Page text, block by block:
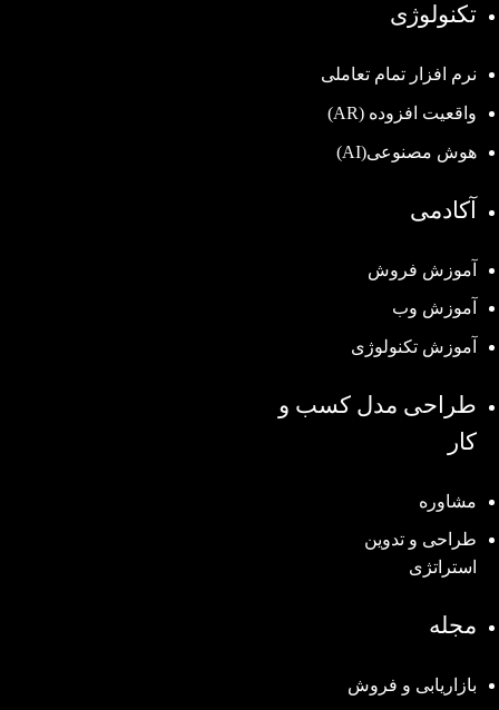
تکنولوژی
نرم افزار تمام تعاملی
واقعیت افزوده (AR)
هوش مصنوعی(AI)
آکادمی
آموزش فروش
آموزش وب
آموزش تکنولوژی
طراحی مدل کسب و
کار
مشاوره
طراحی و تدوین
استراتژی
مجله
بازاریابی و فروش